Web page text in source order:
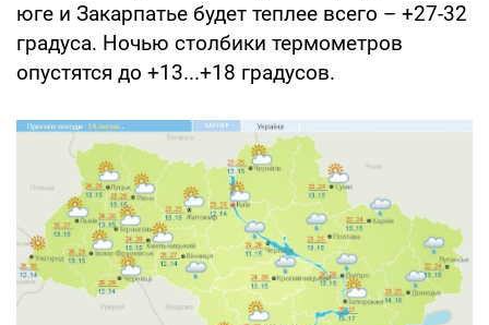
юге и Закарпатье будет теплее всего – +27-32
градуса. Ночью столбики термометров
опустятся до +13...+18 градусов.